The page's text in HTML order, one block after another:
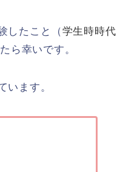
したこと（学生時時代
ら幸いです。
います。